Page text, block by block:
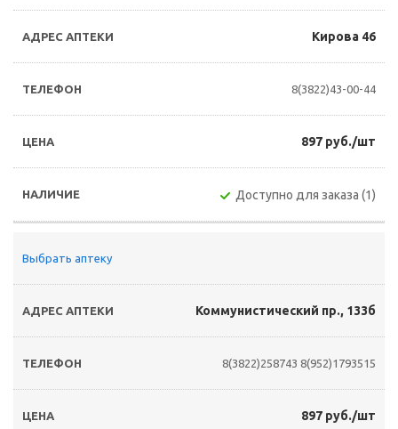
Кирова 46
8(3822)43-00-44
897 руб./шт
Доступно для заказа (1)
Выбрать аптеку
Коммунистический пр., 133б
8(3822)258743 8(952)1793515
897 руб./шт